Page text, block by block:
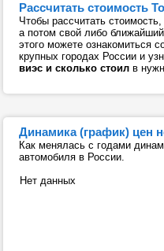
Рассчитать стоимость
Чтобы рассчитать
а потом свой либо
этого можете ознакомиться
крупных городах России и
виэс и сколько стоил в
Динамика (график) цен
Как менялась с годами
автомобиля в России.
Нет данных